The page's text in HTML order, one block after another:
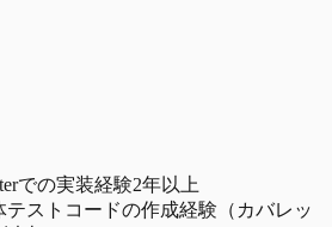
での実装経験2年以上
テストコードの作成経験（カバレッ